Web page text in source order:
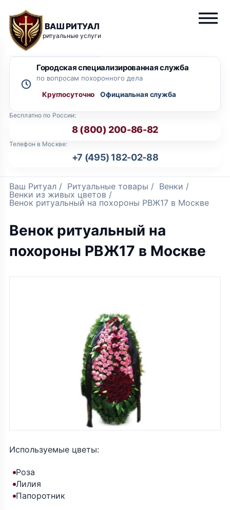
ВАШ РИТУАЛ
ритуальные услуги
Бесплатно по России:
8 (800) 200-86-82
Телефон в Москве:
+7 (495) 182-02-88
Городская специализированная служба
по вопросам похоронного дела
Круглосуточно
Ваш Ритуал / Ритуальные товары / Венки /
Венки из живых цветов /
Венок ритуальный на похороны РВЖ17 в Москве
Венок ритуальный на
похороны РВЖ17 в Москве
Используемые цветы:
Роза
Лилия
Папоротник